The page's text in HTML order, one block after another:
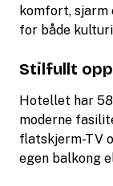
komfort, sjarm
for både
Stilfullt
Hotellet har
moderne
flatskjerm-TV
egen balkong